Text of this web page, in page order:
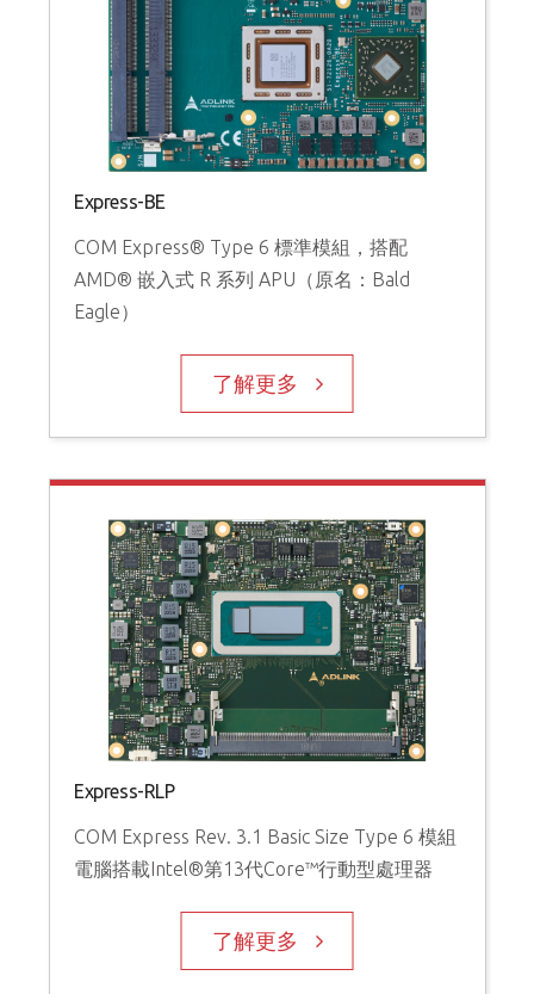
Express-BE
COM Express® Type 6 標準模組，搭配
AMD® 嵌入式 R 系列 APU（原名：Bald
Eagle）
了解更多
Express-RLP
COM Express Rev. 3.1 Basic Size Type 6 模組
電腦搭載Intel®第13代Core™行動型處理器
了解更多